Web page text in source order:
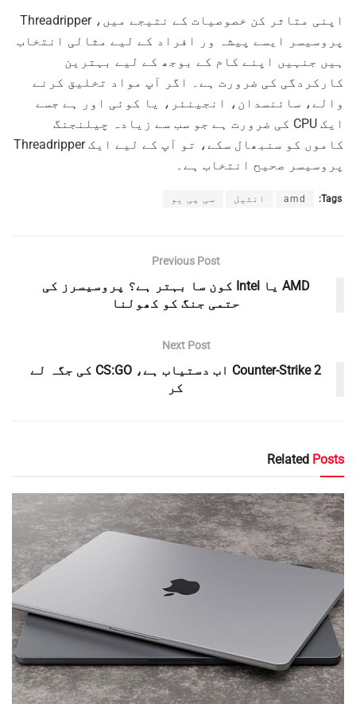
اپنی متاثر کن خصوصیات کے نتیجے میں، Threadripper
پروسیسر ایسے پیشہ ور افراد کے لیے مثالی انتخاب
ہیں جنہیں اپنے کام کے بوجھ کے لیے بہترین
کارکردگی کی ضرورت ہے۔ اگر آپ مواد تخلیق کرنے
والے، سائنسدان، انجینئر، یا کوئی اور ہے جسے
ایک CPU کی ضرورت ہے جو سب سے زیادہ چیلنجنگ
کاموں کو سنبھال سکے، تو آپ کے لیے ایک Threadripper
پروسیسر صحیح انتخاب ہے۔
Tags:
amd انٹیل سی پی یو
Previous Post
AMD یا Intel کون سا بہتر ہے؟ پروسیسرز کی
حتمی جنگ کو کھولنا
Next Post
Counter-Strike 2 اب دستیاب ہے، CS:GO کی جگہ لے
کر
Related Posts